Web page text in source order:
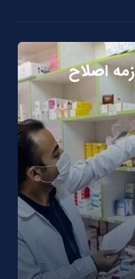
اصلاح